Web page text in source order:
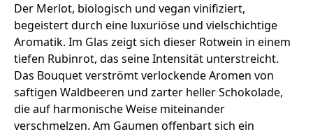
Der Merlot, biologisch und vegan vinifiziert,
begeistert durch eine luxuriöse und vielschichtige
Aromatik. Im Glas zeigt sich dieser Rotwein in einem
tiefen Rubinrot, das seine Intensität unterstreicht.
Das Bouquet verströmt verlockende Aromen von
saftigen Waldbeeren und zarter heller Schokolade,
die auf harmonische Weise miteinander
verschmelzen. Am Gaumen offenbart sich ein